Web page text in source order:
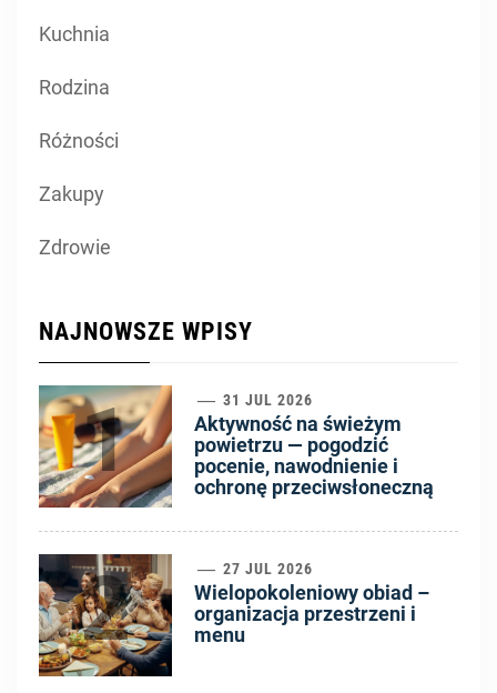
Kuchnia
Rodzina
Różności
Zakupy
Zdrowie
NAJNOWSZE WPISY
1 31 JUL 2026
Aktywność na świeżym
powietrzu — pogodzić
pocenie, nawodnienie i
ochronę przeciwsłoneczną
2 27 JUL 2026
Wielopokoleniowy obiad –
organizacja przestrzeni i
menu